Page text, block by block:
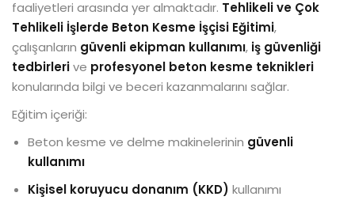
faaliyetleri arasında yer almaktadır. Tehlikeli ve Çok
Tehlikeli İşlerde Beton Kesme İşçisi Eğitimi,
çalışanların güvenli ekipman kullanımı, iş güvenliği
tedbirlerive profesyonel beton kesme teknikleri
konularında bilgi ve beceri kazanmalarını sağlar.
Eğitim içeriği:
Beton kesme ve delme makinelerinin güvenli
kullanımı
Kişisel koruyucu donanım (KKD) kullanımı